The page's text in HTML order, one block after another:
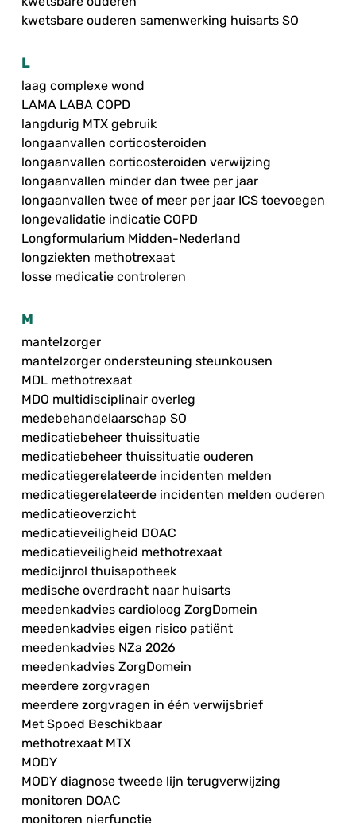
kwetsbare ouderen samenwerking huisarts SO
L
laag complexe wond
LAMA LABA COPD
langdurig MTX gebruik
longaanvallen corticosteroiden
longaanvallen corticosteroiden verwijzing
longaanvallen minder dan twee per jaar
longaanvallen twee of meer per jaar ICS toevoegen
longevalidatie indicatie COPD
Longformularium Midden-Nederland
longziekten methotrexaat
losse medicatie controleren
M
mantelzorger
mantelzorger ondersteuning steunkousen
MDL methotrexaat
MDO multidisciplinair overleg
medebehandelaarschap SO
medicatiebeheer thuissituatie
medicatiebeheer thuissituatie ouderen
medicatiegerelateerde incidenten melden
medicatiegerelateerde incidenten melden ouderen
medicatieoverzicht
medicatieveiligheid DOAC
medicatieveiligheid methotrexaat
medicijnrol thuisapotheek
medische overdracht naar huisarts
meedenkadvies cardioloog ZorgDomein
meedenkadvies eigen risico patiënt
meedenkadvies NZa 2026
meedenkadvies ZorgDomein
meerdere zorgvragen
meerdere zorgvragen in één verwijsbrief
Met Spoed Beschikbaar
methotrexaat MTX
MODY
MODY diagnose tweede lijn terugverwijzing
monitoren DOAC
monitoren nierfunctie